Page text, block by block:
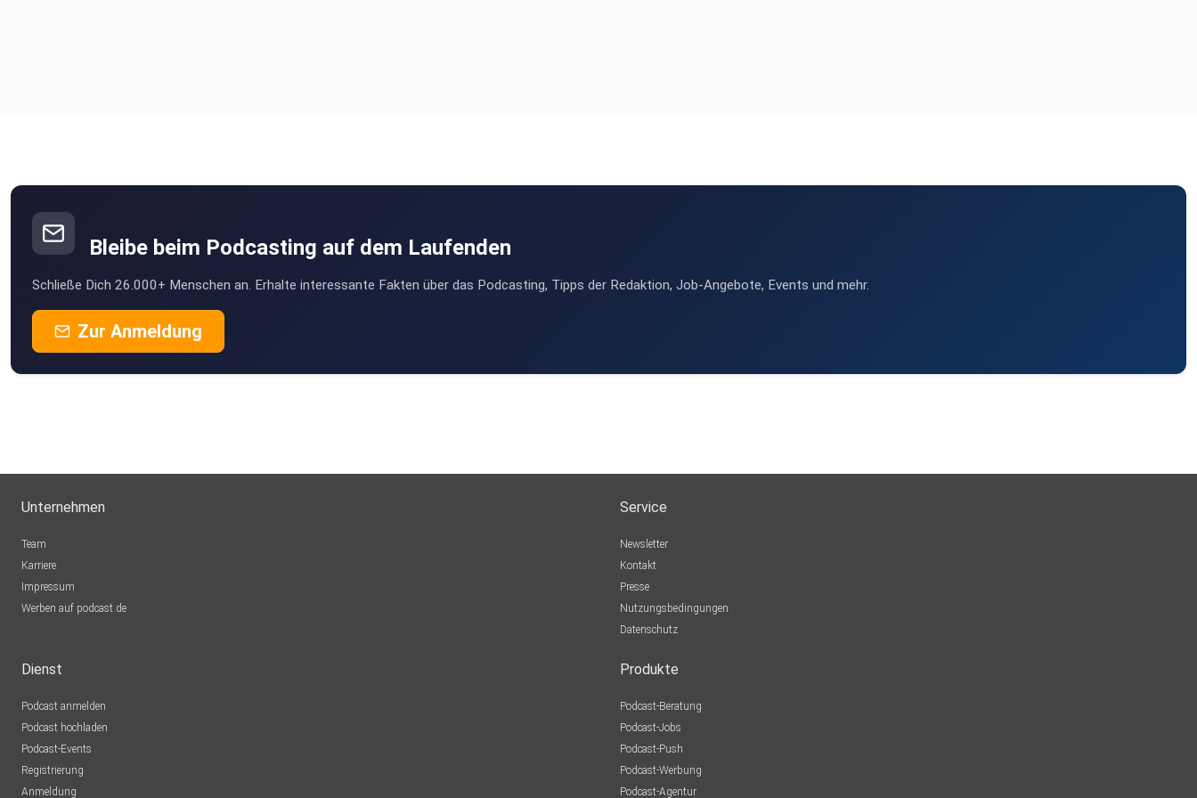
Bleibe beim Podcasting auf dem Laufenden
Schließe Dich 26.000+ Menschen an. Erhalte interessante Fakten über das Podcasting, Tipps der Redaktion, Job-Angebote, Events und mehr.
Zur Anmeldung
Unternehmen
Team
Karriere
Impressum
Werben auf podcast.de
Service
Newsletter
Kontakt
Presse
Nutzungsbedingungen
Datenschutz
Dienst
Podcast anmelden
Podcast hochladen
Podcast-Events
Registrierung
Anmeldung
Produkte
Podcast-Beratung
Podcast-Jobs
Podcast-Push
Podcast-Werbung
Podcast-Agentur